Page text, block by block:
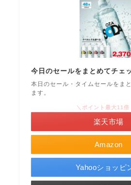
今日のセールをまとめてチェ
本日のセール・タイムセールをま
ます。
Amazon
＼ポイント最大11倍
楽天市場
Yahooショッピ